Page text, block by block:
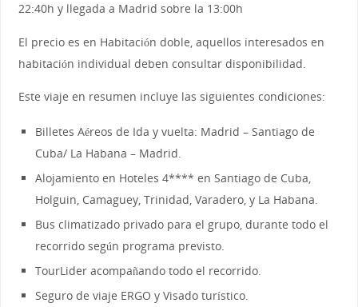
22:40h y llegada a Madrid sobre la 13:00h
El precio es en Habitación doble, aquellos interesados en
habitación individual deben consultar disponibilidad.
Este viaje en resumen incluye las siguientes condiciones:
Billetes Aéreos de Ida y vuelta: Madrid – Santiago de
Cuba/ La Habana – Madrid.
Alojamiento en Hoteles 4**** en Santiago de Cuba,
Holguin, Camaguey, Trinidad, Varadero, y La Habana.
Bus climatizado privado para el grupo, durante todo el
recorrido según programa previsto.
TourLider acompañando todo el recorrido.
Seguro de viaje ERGO y Visado turístico.